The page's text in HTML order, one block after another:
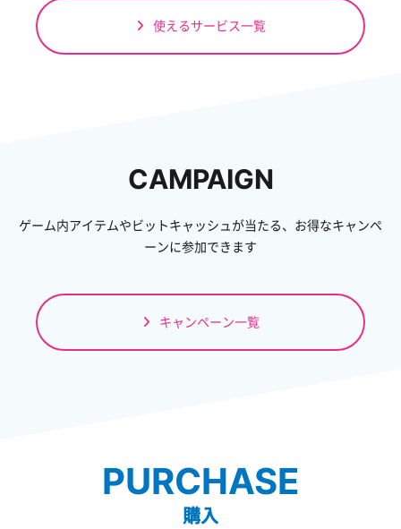
使えるサービス一覧
CAMPAIGN
ゲーム内アイテムやビットキャッシュが当たる、お得なキャンペ
ーンに参加できます
キャンペーン一覧
PURCHASE
購入